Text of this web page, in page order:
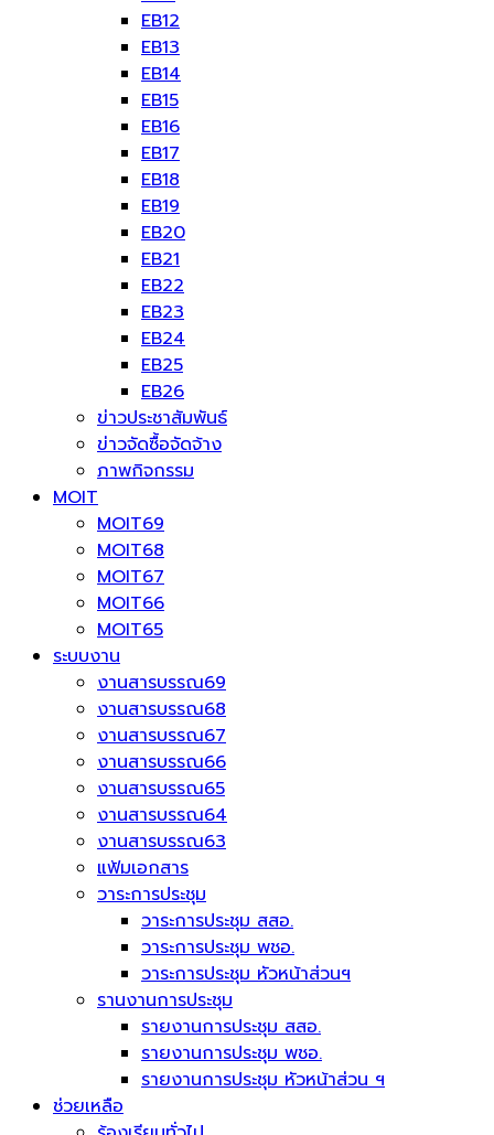
EB12
EB13
EB14
EB15
EB16
EB17
EB18
EB19
EB20
EB21
EB22
EB23
EB24
EB25
EB26
ข่าวประชาสัมพันธ์
ข่าวจัดซื้อจัดจ้าง
ภาพกิจกรรม
MOIT
MOIT69
MOIT68
MOIT67
MOIT66
MOIT65
ระบบงาน
งานสารบรรณ69
งานสารบรรณ68
งานสารบรรณ67
งานสารบรรณ66
งานสารบรรณ65
งานสารบรรณ64
งานสารบรรณ63
แฟ้มเอกสาร
วาระการประชุม
วาระการประชุม สสอ.
วาระการประชุม พชอ.
วาระการประชุม หัวหน้าส่วนฯ
รานงานการประชุม
รายงานการประชุม สสอ.
รายงานการประชุม พชอ.
รายงานการประชุม หัวหน้าส่วน ฯ
ช่วยเหลือ